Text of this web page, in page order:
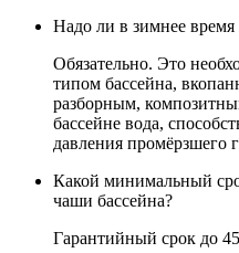
Надо ли в зимнее время
Обязательно. Это
типом бассейна,
разборным,
бассейне вода,
давления промёрзшего
Какой минимальный
чаши бассейна?
Гарантийный срок до